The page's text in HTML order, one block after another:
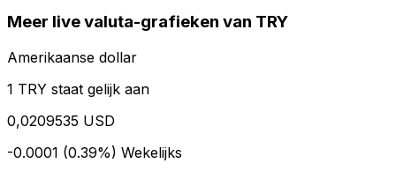
Meer live valuta-grafieken van TRY
Amerikaanse dollar
1 TRY staat gelijk aan
0,0209535 USD
-0.0001 (0.39%) Wekelijks